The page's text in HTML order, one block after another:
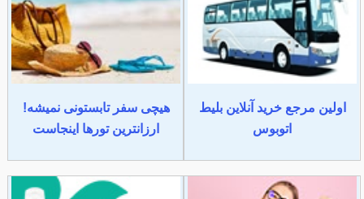
اولین مرجع خرید آنلاین بلیط
اتوبوس
هیچی سفر تابستونی نمیشه!
ارزانترین تورها اینجاست